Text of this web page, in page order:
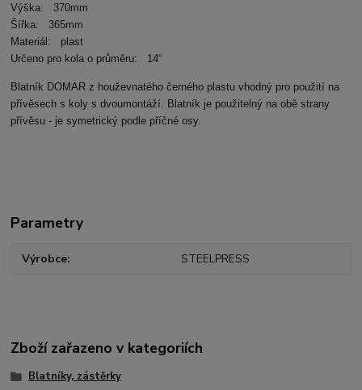
Výška: 370mm
Šířka: 365mm
Materiál: plast
Určeno pro kola o průměru: 14“
Blatník DOMAR z houževnatého černého plastu vhodný pro použití na
přívěsech s koly s dvoumontáží. Blatník je použitelný na obě strany
přívěsu - je symetrický podle příčné osy.
Parametry
Výrobce STEELPRESS
Zboží zařazeno v kategoriích
Blatníky, zástěrky